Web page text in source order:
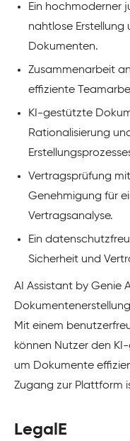
Ein hochmoderner
nahtlose
Dokumenten.
Zusammenarbeit
effiziente
KI-gestützte
Rationalisierung
Vertragsprüfung
Genehmigung für
Vertragsanalyse.
Ein
Sicherheit und
AI Assistant by Genie
Mit einem
können Nutzer den
um Dokumente
Zugang zur Plattform
LegalE